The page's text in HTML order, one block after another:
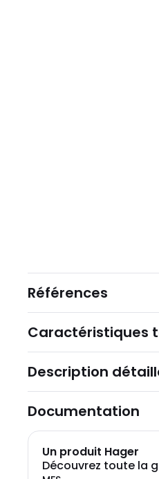
Références
Caractéristiques
Description
Documentation
Un produit Hager
Découvrez toute la